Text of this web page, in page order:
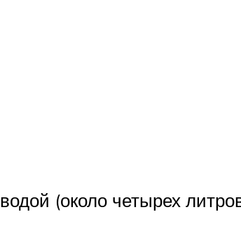
(около четырех